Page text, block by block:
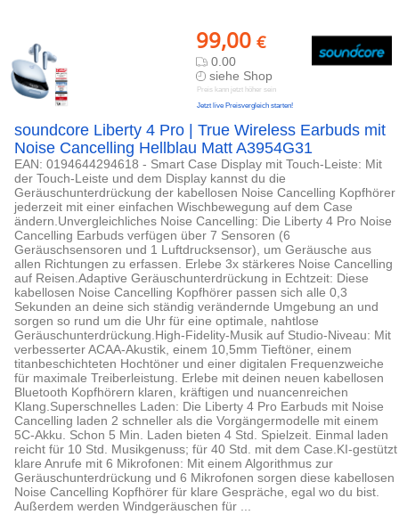
99,00 €
0.00
siehe Shop
Preis kann jetzt höher sein
Jetzt live Preisvergleich starten!
soundcore Liberty 4 Pro | True Wireless Earbuds mit
Noise Cancelling Hellblau Matt A3954G31
EAN: 0194644294618 - Smart Case Display mit Touch-Leiste: Mit
der Touch-Leiste und dem Display kannst du die
Geräuschunterdrückung der kabellosen Noise Cancelling Kopfhörer
jederzeit mit einer einfachen Wischbewegung auf dem Case
ändern.Unvergleichliches Noise Cancelling: Die Liberty 4 Pro Noise
Cancelling Earbuds verfügen über 7 Sensoren (6
Geräuschsensoren und 1 Luftdrucksensor), um Geräusche aus
allen Richtungen zu erfassen. Erlebe 3x stärkeres Noise Cancelling
auf Reisen.Adaptive Geräuschunterdrückung in Echtzeit: Diese
kabellosen Noise Cancelling Kopfhörer passen sich alle 0,3
Sekunden an deine sich ständig verändernde Umgebung an und
sorgen so rund um die Uhr für eine optimale, nahtlose
Geräuschunterdrückung.High-Fidelity-Musik auf Studio-Niveau: Mit
verbesserter ACAA-Akustik, einem 10,5mm Tieftöner, einem
titanbeschichteten Hochtöner und einer digitalen Frequenzweiche
für maximale Treiberleistung. Erlebe mit deinen neuen kabellosen
Bluetooth Kopfhörern klaren, kräftigen und nuancenreichen
Klang.Superschnelles Laden: Die Liberty 4 Pro Earbuds mit Noise
Cancelling laden 2 schneller als die Vorgängermodelle mit einem
5C-Akku. Schon 5 Min. Laden bieten 4 Std. Spielzeit. Einmal laden
reicht für 10 Std. Musikgenuss; für 40 Std. mit dem Case.KI-gestützt
klare Anrufe mit 6 Mikrofonen: Mit einem Algorithmus zur
Geräuschunterdrückung und 6 Mikrofonen sorgen diese kabellosen
Noise Cancelling Kopfhörer für klare Gespräche, egal wo du bist.
Außerdem werden Windgeräuschen für ...